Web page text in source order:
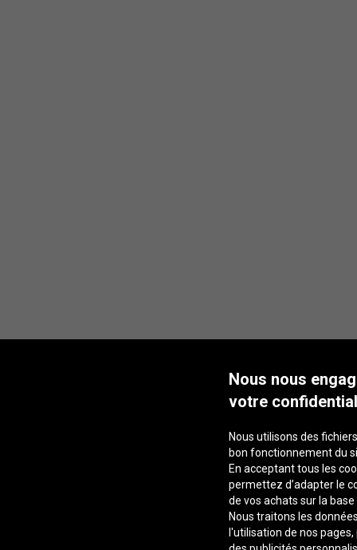
Nous nous
votre
Nous utilisons des
bon fonctionnement du
En acceptant tous les
permettez d’adapter le
de vos achats sur la
Nous traitons les
l'utilisation de nos